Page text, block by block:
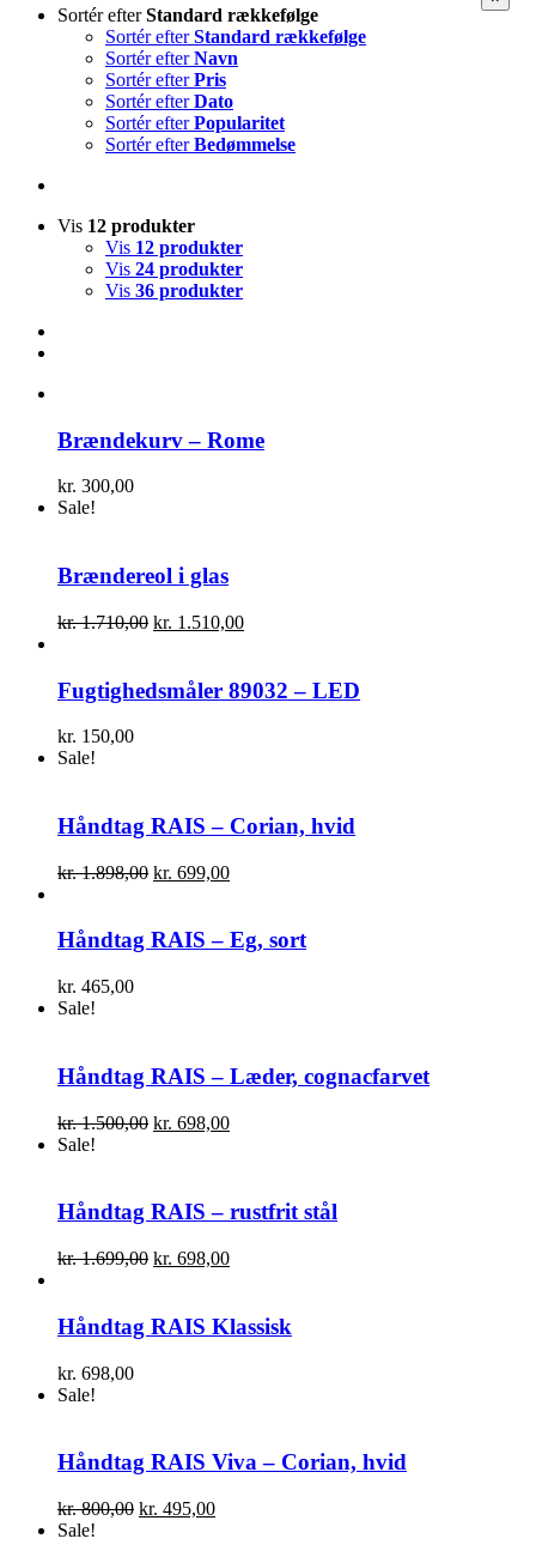
Sortér efterStandard rækkefølge
Sortér efterStandard rækkefølge
Sortér efterNavn
Sortér efterPris
Sortér efterDato
Sortér efterPopularitet
Sortér efterBedømmelse
Vis 12 produkter
Vis 12 produkter
Vis 24 produkter
Vis 36 produkter
Brændekurv – Rome
kr. 300,00
Sale!
Brændereol i glas
kr.1.710,00 Den
var:
kr. 1.710,00.
kr. 1.510,00Den
er:
kr. 1.510,00.
Fugtighedsmåler 89032 – LED
kr. 150,00
Sale!
Håndtag RAIS – Corian, hvid
kr.1.898,00 Den
var:
kr. 1.898,00.
kr. 699,00Den
er:
kr. 699,00.
Håndtag RAIS – Eg, sort
kr. 465,00
Sale!
Håndtag RAIS – Læder, cognacfarvet
kr.1.500,00 Den
kr. 1.500,00.
kr. 698,00Den
kr. 698,00.
Sale!
Håndtag RAIS – rustfrit stål
kr.1.699,00 Den
var:
kr. 1.699,00.
kr. 698,00Den
er:
kr. 698,00.
Håndtag RAIS Klassisk
kr. 698,00
Sale!
Håndtag RAIS Viva – Corian, hvid
kr.800,00 Den
kr. 495,00Den
Sale!